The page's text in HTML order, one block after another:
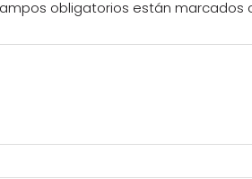
obligatorios están marcados